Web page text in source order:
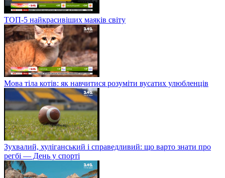
ТОП-5 найкрасивіших маяків світу
Мова тіла котів: як навчитися розуміти вусатих улюбленців
Зухвалий, хуліганський і справедливий: що варто знати про
регбі — День у спорті